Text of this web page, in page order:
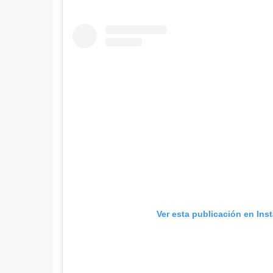
Ver esta publicación en